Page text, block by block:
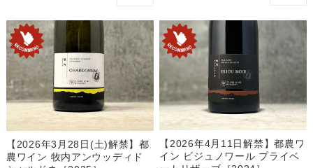
【2026年3月28日(土)解禁】都
農ワイン 牧内アンウッディド
【2026年4月11日解禁】都農ワ
イン ビジュノワール プライベ